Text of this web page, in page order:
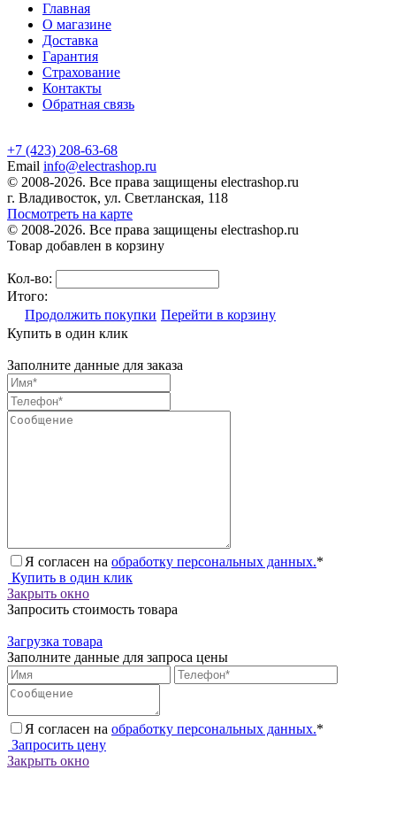
Главная
О магазине
Доставка
Гарантия
Страхование
Контакты
Обратная связь
+7 (423) 208-63-68
Email info@electrashop.ru
© 2008-2026. Все права защищены electrashop.ru
г. Владивосток, ул. Светланская, 118
Посмотреть на карте
© 2008-2026. Все права защищены electrashop.ru
Товар добавлен в корзину
Кол-во:
Итого:
Продолжить покупки Перейти в корзину
Купить в один клик
Заполните данные для заказа
Я согласен на обработку персональных данных.*
Купить в один клик
Закрыть окно
Запросить стоимость товара
Загрузка товара
Заполните данные для запроса цены
Я согласен на обработку персональных данных.*
Запросить цену
Закрыть окно